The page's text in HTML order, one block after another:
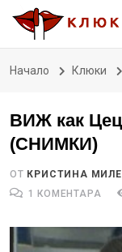
Начало Клюки
ВИЖ как
(СНИМКИ)
ОТ КРИСТИНА
1 КОМЕНТАРА